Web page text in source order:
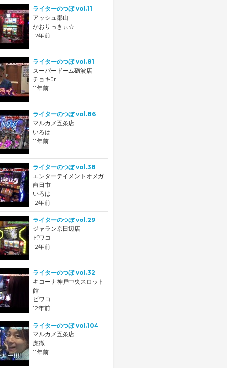
ライターのつぼ vol.11
アッシュ郡山
かおりっきぃ☆
12年前
ライターのつぼ vol.81
スーパードーム砺波店
チョキJr
11年前
ライターのつぼ vol.86
マルカメ五条店
いろは
11年前
ライターのつぼ vol.38
エンターテイメントオメガ
向日市
いろは
12年前
ライターのつぼ vol.29
ジャラン京田辺店
ビワコ
12年前
ライターのつぼ vol.32
キコーナ神戸中央スロット
館
ビワコ
12年前
ライターのつぼ vol.104
マルカメ五条店
虎徹
11年前